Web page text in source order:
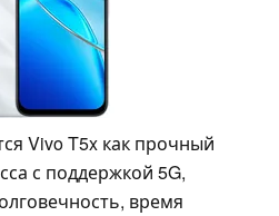
Vivo T5x как прочный
с поддержкой 5G,
время